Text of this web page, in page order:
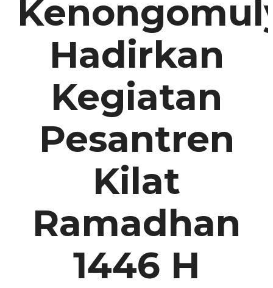
Hadirkan
Kegiatan
Pesantren
Kilat
Ramadhan
1446 H